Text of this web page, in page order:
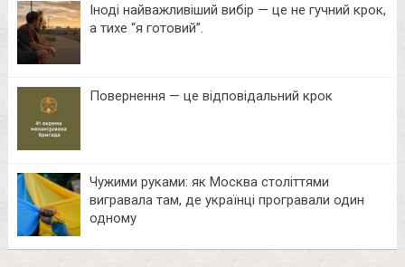
Іноді найважливіший вибір — це не гучний крок,
а тихе “я готовий”.
Повернення — це відповідальний крок
Чужими руками: як Москва століттями
вигравала там, де українці програвали один
одному